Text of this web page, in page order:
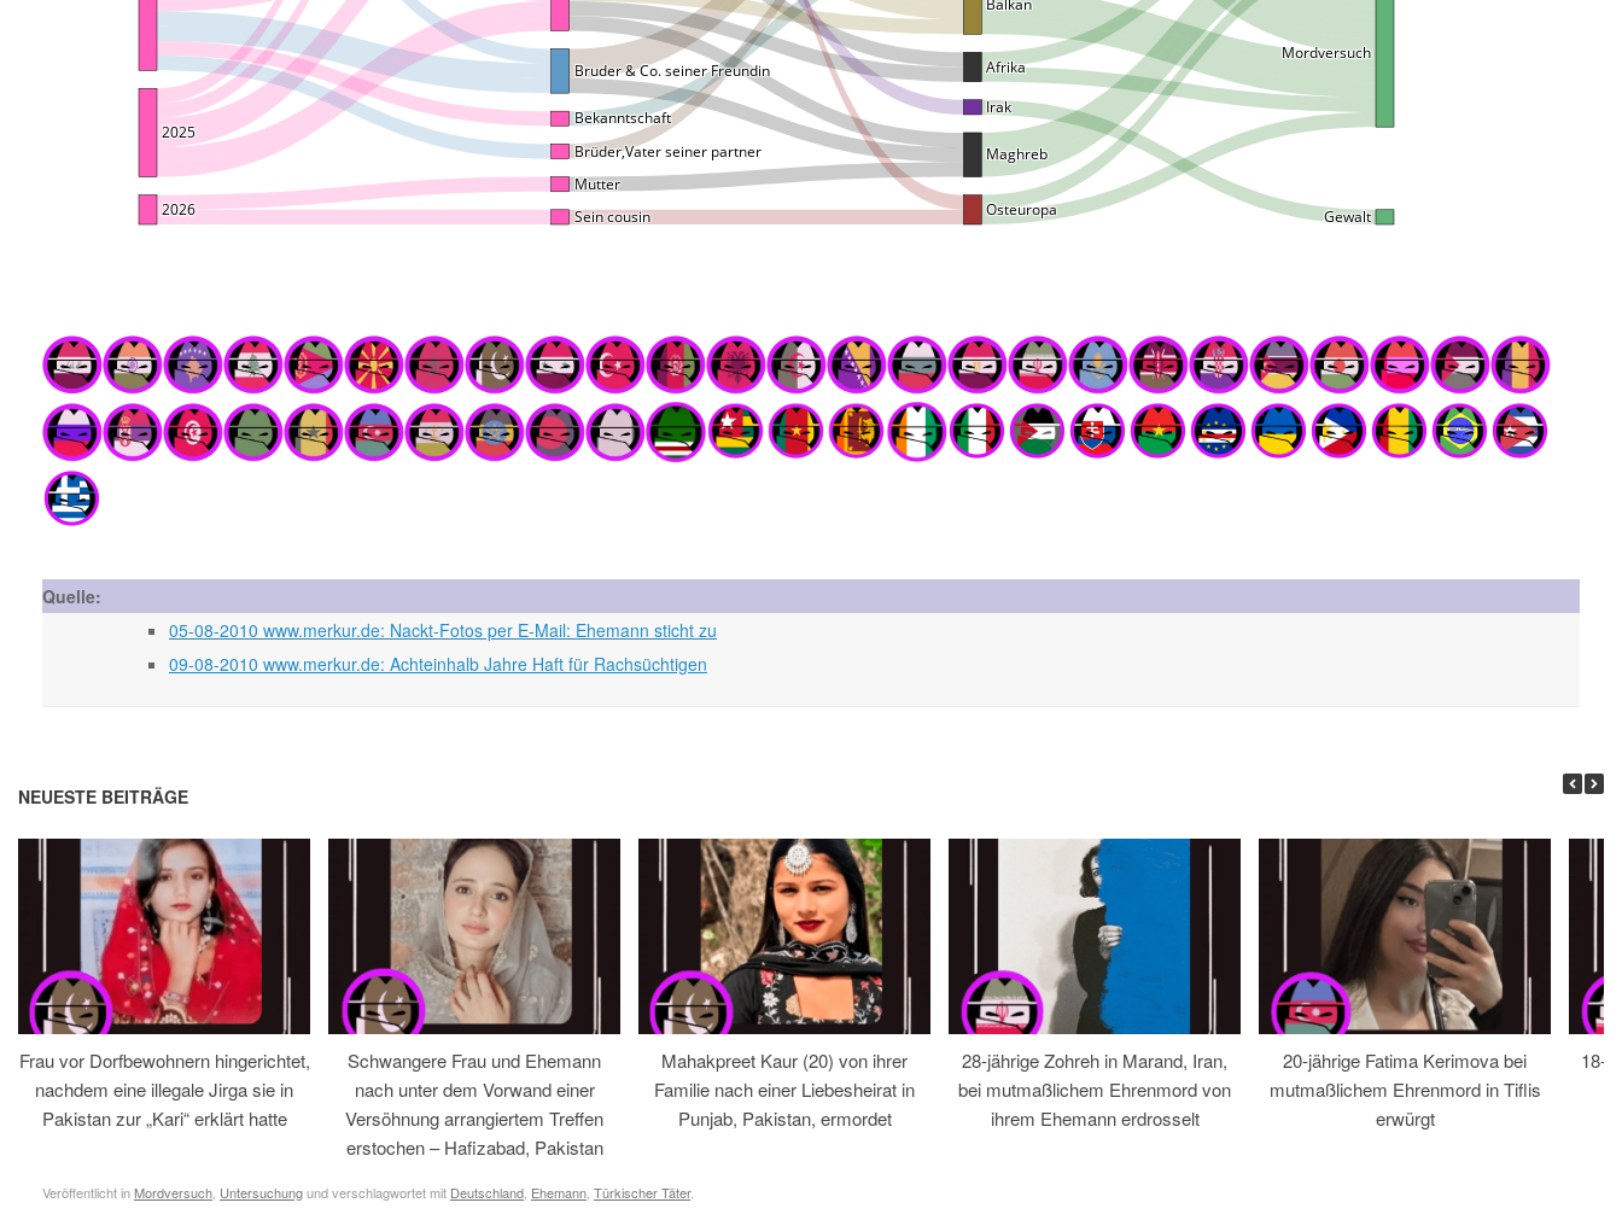
Quelle:
05-08-2010 www.merkur.de: Nackt-Fotos per E-Mail: Ehemann sticht zu
09-08-2010 www.merkur.de: Achteinhalb Jahre Haft für Rachsüchtigen
NEUESTE BEITRÄGE
Frau vor Dorfbewohnern hingerichtet,
nachdem eine illegale Jirga sie in
Pakistan zur „Kari“ erklärt hatte
Schwangere Frau und Ehemann
nach unter dem Vorwand einer
Versöhnung arrangiertem Treffen
erstochen – Hafizabad, Pakistan
Mahakpreet Kaur (20) von ihrer
Familie nach einer Liebesheirat in
Punjab, Pakistan, ermordet
28-jährige Zohreh in Marand, Iran,
bei mutmaßlichem Ehrenmord von
ihrem Ehemann erdrosselt
20-jährige Fatima Kerimova bei
mutmaßlichem Ehrenmord in Tiflis
erwürgt
18-
Veröffentlicht in Mordversuch Untersuchungund verschlagwortet mit Deutschland Ehemann Türkischer Täter.